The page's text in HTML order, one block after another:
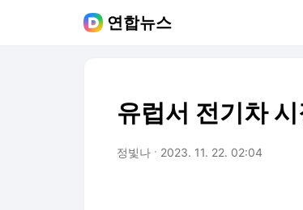
연합뉴스
유럽서 전기차
정빛나 2023. 11. 22. 02:04